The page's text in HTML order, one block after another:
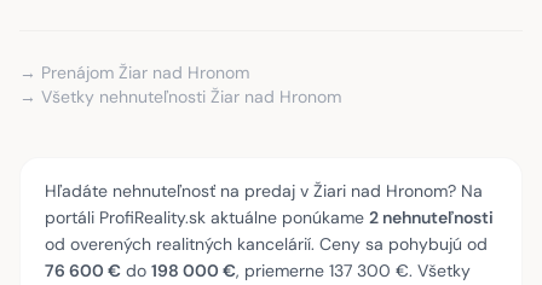
→ Prenájom Žiar nad Hronom
→ Všetky nehnuteľnosti Žiar nad Hronom
Hľadáte nehnuteľnosť na predaj v Žiari nad Hronom? Na
portáli ProfiReality.sk aktuálne ponúkame 2 nehnuteľnosti
od overených realitných kancelárií. Ceny sa pohybujú od
76 600 € do 198 000 €, priemerne 137 300 €. Všetky